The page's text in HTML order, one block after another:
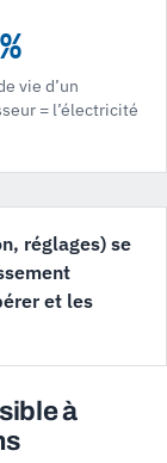
vie d’un
= l’électricité
réglages) se
et les
à